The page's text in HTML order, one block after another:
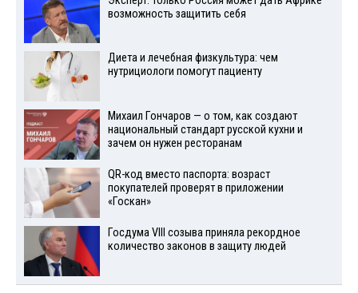
возможность защитить себя
Диета и лечебная физкультура: чем
нутрициологи помогут пациенту
Михаил Гончаров — о том, как создают
национальный стандарт русской кухни и
зачем он нужен ресторанам
QR-код вместо паспорта: возраст
покупателей проверят в приложении
«Госкан»
Госдума VIII созыва приняла рекордное
количество законов в защиту людей